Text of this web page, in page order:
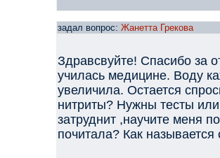
задал вопрос: Жанетта Грекова
Здравсвуйте! Спасибо за
училась медицине. Воду
увеличила. Остается
нитриты? Нужны тесты
затруднит ,научите меня
почитала? Как называется